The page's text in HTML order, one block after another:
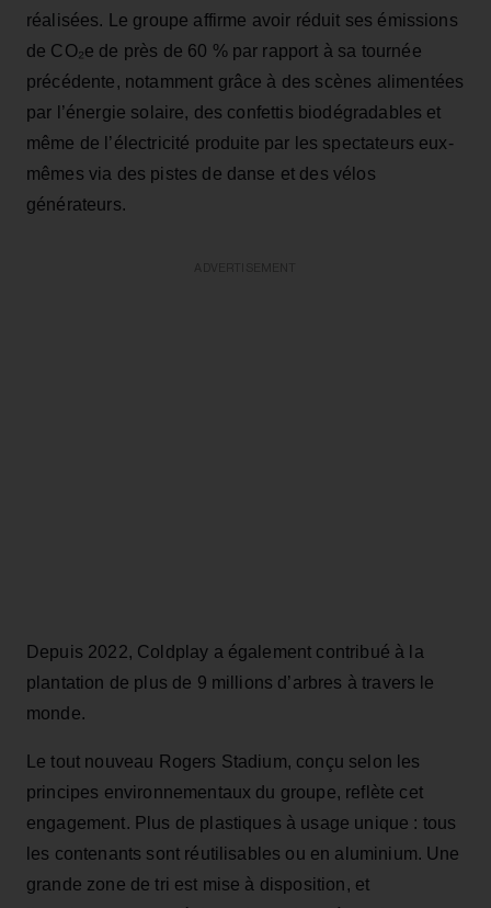
réalisées. Le groupe affirme avoir réduit ses émissions
de CO₂e de près de 60 % par rapport à sa tournée
précédente, notamment grâce à des scènes alimentées
par l’énergie solaire, des confettis biodégradables et
même de l’électricité produite par les spectateurs eux-
mêmes via des pistes de danse et des vélos
générateurs.
Depuis 2022, Coldplay a également contribué à la
plantation de plus de 9 millions d’arbres à travers le
monde.
Le tout nouveau Rogers Stadium, conçu selon les
principes environnementaux du groupe, reflète cet
engagement. Plus de plastiques à usage unique : tous
les contenants sont réutilisables ou en aluminium. Une
grande zone de tri est mise à disposition, et